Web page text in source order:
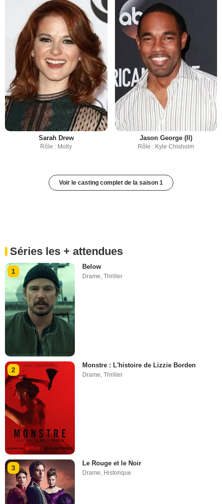
Sarah Drew
Rôle : Molly
Jason George (II)
Rôle : Kyle Chisholm
Voir le casting complet de la saison 1
Séries les + attendues
1
Below
Drame,Thriller
2
Monstre : L'histoire de Lizzie Borden
Drame ,Thriller
3
Le Rouge et le Noir
Drame, Historique